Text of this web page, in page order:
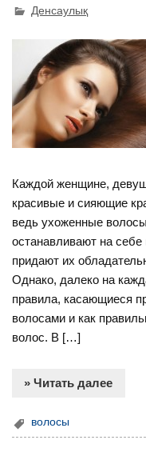
Денсаулық
Каждой женщине,
красивые и сияющие
ведь ухоженные
останавливают на
придают их
Однако, далеко на
правила, касающиеся
волосами и как
волос. В […]
» Читать далее
волосы